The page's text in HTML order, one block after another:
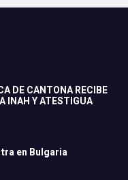
DE CANTONA RECIBE
INAH Y ATESTIGUA
en Bulgaria